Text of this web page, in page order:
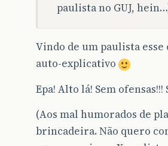
paulista no GUJ,
Vindo de um paulista
auto-explicativo
Epa! Alto lá! Sem
(Aos mal humorados de
brincadeira. Não quero